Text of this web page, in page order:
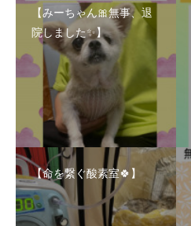
【みーちゃん🎀無事、退
院しました✨】
【命を繋ぐ酸素室🍀】